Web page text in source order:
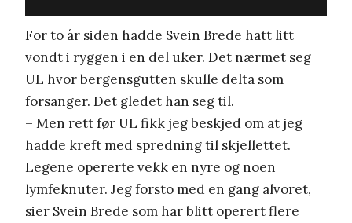
For to år siden hadde Svein Brede hatt litt
vondt i ryggen i en del uker. Det nærmet seg
UL hvor bergensgutten skulle delta som
forsanger. Det gledet han seg til.
– Men rett før UL fikk jeg beskjed om at jeg
hadde kreft med spredning til skjellettet.
Legene opererte vekk en nyre og noen
lymfeknuter. Jeg forsto med en gang alvoret,
sier Svein Brede som har blitt operert flere